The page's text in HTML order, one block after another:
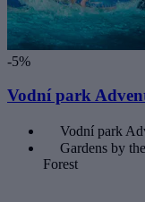
-5%
Vodní park
Vodní park
Gardens by
Forest